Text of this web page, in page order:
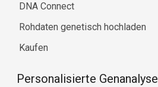
DNA Connect
Rohdaten genetisch hochladen
Kaufen
Personalisierte Genanalyse